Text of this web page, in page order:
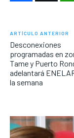
ARTÍCULO ANTERIOR
Desconexiones
programadas en
Tame y Puerto
adelantará
la semana